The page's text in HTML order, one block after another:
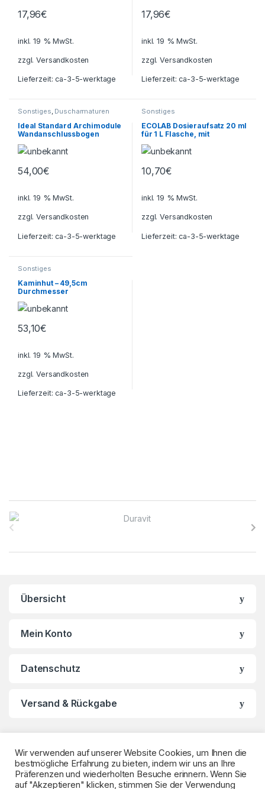
17,96€
inkl. 19 % MwSt.
zzgl.Versandkosten
Lieferzeit:ca-3-5-werktage
17,96€
inkl. 19 % MwSt.
zzgl.Versandkosten
Lieferzeit:ca-3-5-werktage
Sonstiges, Duscharmaturen
Ideal Standard Archimodule
Wandanschlussbogen
54,00€
inkl. 19 % MwSt.
zzgl.Versandkosten
Lieferzeit:ca-3-5-werktage
Sonstiges
ECOLAB Dosieraufsatz 20 ml
für 1 L Flasche, mit
Skalierung 20 ml / Hub
ECOLAB
10,70€
inkl. 19 % MwSt.
zzgl.Versandkosten
Lieferzeit:ca-3-5-werktage
Sonstiges
Kaminhut – 49,5cm
Durchmesser
53,10€
inkl. 19 % MwSt.
zzgl.Versandkosten
Lieferzeit:ca-3-5-werktage
Übersicht
Mein Konto
Datenschutz
Versand & Rückgabe
Wir verwenden auf unserer Website Cookies, um Ihnen die
bestmögliche Erfahrung zu bieten, indem wir uns an Ihre
Präferenzen und wiederholten Besuche erinnern. Wenn Sie
auf "Akzeptieren" klicken, stimmen Sie der Verwendung